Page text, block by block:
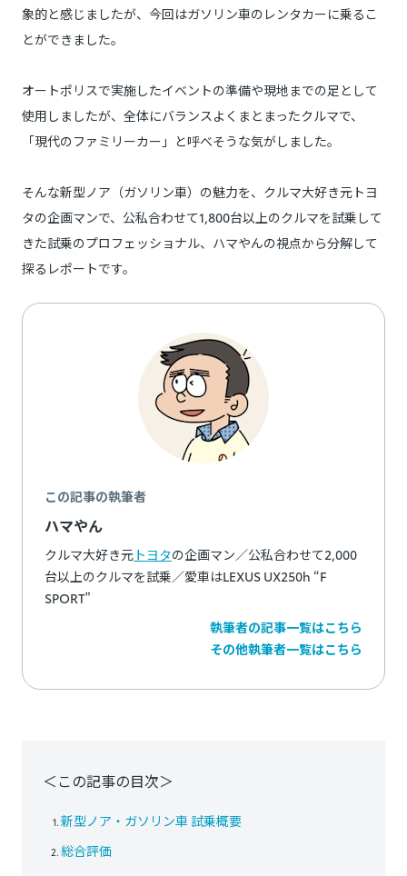
象的と感じましたが、今回はガソリン車のレンタカーに乗るこ
とができました。
オートポリスで実施したイベントの準備や現地までの足として
使用しましたが、全体にバランスよくまとまったクルマで、
「現代のファミリーカー」と呼べそうな気がしました。
そんな新型ノア（ガソリン車）の魅力を、クルマ大好き元トヨ
タの企画マンで、公私合わせて1,800台以上のクルマを試乗して
きた試乗のプロフェッショナル、ハマやんの視点から分解して
探るレポートです。
この記事の執筆者
ハマやん
クルマ大好き元 トヨタの企画マン／公私合わせて2,000
台以上のクルマを試乗／愛車はLEXUS UX250h “F
SPORT”
執筆者の記事一覧はこちら
その他執筆者一覧はこちら
＜この記事の目次＞
新型ノア・ガソリン車 試乗概要
総合評価